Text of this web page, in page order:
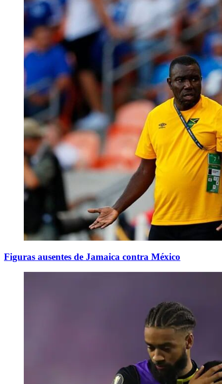
Figuras ausentes de Jamaica contra México